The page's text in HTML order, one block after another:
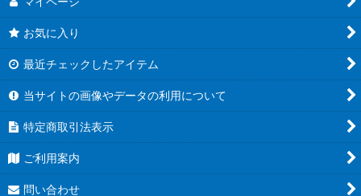
お気に入り
最近チェックしたアイテム
当サイトの画像やデータの利用について
特定商取引法表示
ご利用案内
問い合わせ